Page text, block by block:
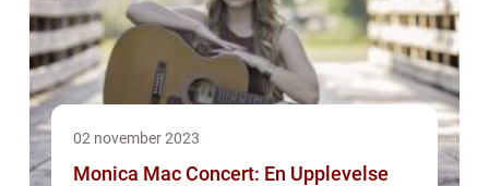
02 november 2023
Monica Mac Concert: En Upplevelse